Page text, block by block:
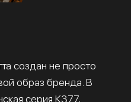
создан не просто
образ бренда. В
серия К377,